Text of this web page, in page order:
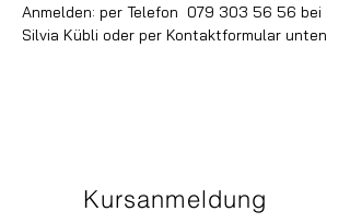
Anmelden: per Telefon  079 303 56 56 bei
Silvia Kübli oder per Kontaktformular unten
Kursanmeldung